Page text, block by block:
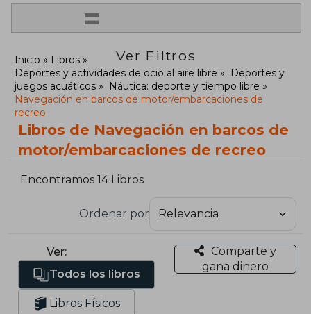
=
Ver Filtros
Inicio
Libros
Deportes y actividades de ocio al aire libre
Deportes y
juegos acuáticos
Náutica: deporte y tiempo libre
Navegación en barcos de motor/embarcaciones de
recreo
Libros de Navegación en barcos de
motor/embarcaciones de recreo
Encontramos 14 Libros
Ordenar por
Ver:
Todos los libros
Libros Físicos
Comparte y
gana dinero